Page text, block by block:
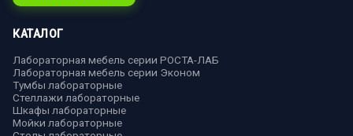
КАТАЛОГ
Лабораторная мебель серии РОСТА-ЛАБ
Лабораторная мебель серии Эконом
Тумбы лабораторные
Стеллажи лабораторные
Шкафы лабораторные
Мойки лабораторные